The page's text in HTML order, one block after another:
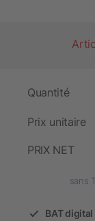
Quantité
Prix unitaire
PRIX NET
sans
BAT